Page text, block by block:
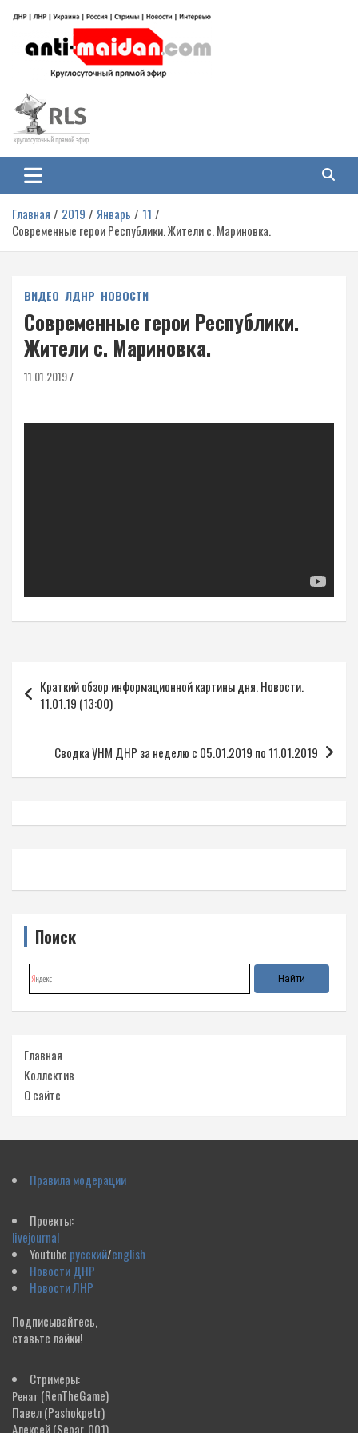
содержимому
Антимайдан: Гражданская война
на Украине
гражданской войне на Украине, включая события в Новороссии, ДНР,
ЛНР и других регионах.
Главная 2019 Январь
11
Современные герои Республики. Жители с. Мариновка.
ВИДЕО ЛДНР НОВОСТИ
Современные герои Республики.
Жители с. Мариновка.
11.01.2019
Навигация
по
записям
Краткий обзор информационной картины дня. Новости.
11.01.19 (13:00)
Сводка УНМ ДНР за неделю с 05.01.2019 по 11.01.2019
Поиск
Главная
Коллектив
О сайте
Правила модерации
Проекты:
livejournal
Youtube русский/english
Новости ДНР
Новости ЛНР
Подписывайтесь,
ставьте лайки!
Стримеры:
Ренат (RenTheGame)
Павел(Pashokpetr)
Алексей(Separ_001)